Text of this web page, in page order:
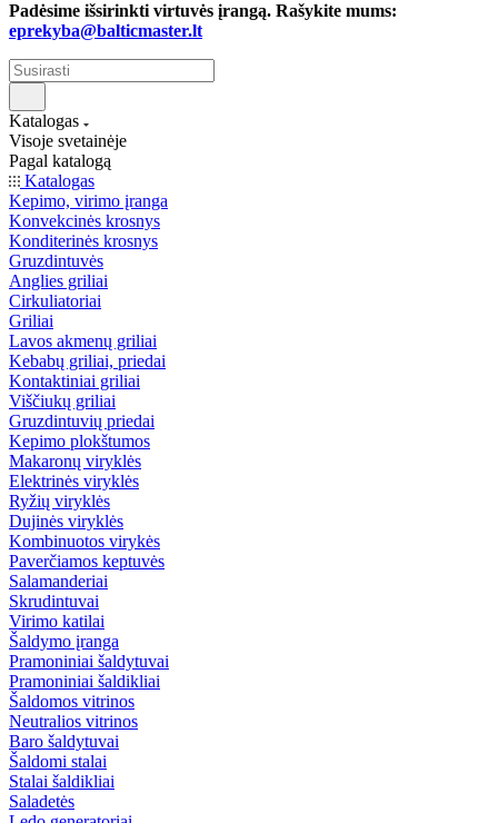
Padėsime išsirinkti virtuvės įrangą. Rašykite mums:
eprekyba@balticmaster.lt
Katalogas
Visoje svetainėje
Pagal katalogą
Katalogas
Kepimo, virimo įranga
Konvekcinės krosnys
Konditerinės krosnys
Gruzdintuvės
Anglies griliai
Cirkuliatoriai
Griliai
Lavos akmenų griliai
Kebabų griliai, priedai
Kontaktiniai griliai
Viščiukų griliai
Gruzdintuvių priedai
Kepimo plokštumos
Makaronų viryklės
Elektrinės viryklės
Ryžių viryklės
Dujinės viryklės
Kombinuotos virykės
Paverčiamos keptuvės
Salamanderiai
Skrudintuvai
Virimo katilai
Šaldymo įranga
Pramoniniai šaldytuvai
Pramoniniai šaldikliai
Šaldomos vitrinos
Neutralios vitrinos
Baro šaldytuvai
Šaldomi stalai
Stalai šaldikliai
Saladetės